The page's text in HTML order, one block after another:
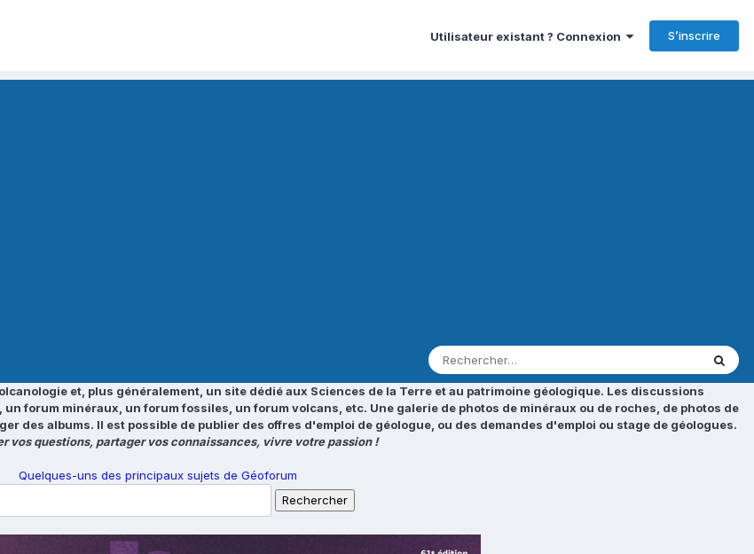
Utilisateur existant ? Connexion S’inscrire
et, plus généralement, un site dédié aux Sciences de la Terre et au patrimoine géologique. Les discussions
forum minéraux, un forum fossiles, un forum volcans, etc. Une galerie de photos de minéraux ou de roches, de photos de
des albums. Il est possible de publier des offres d'emploi de géologue, ou des demandes d'emploi ou stage de géologues.
vos questions, partager vos connaissances, vivre votre passion !
Quelques-uns des principaux sujets de Géoforum